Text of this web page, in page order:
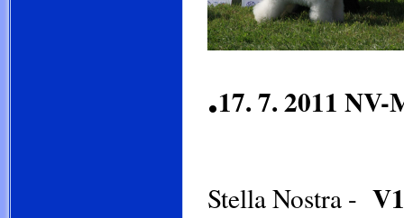
.17. 7. 2011
Stella Nostra -